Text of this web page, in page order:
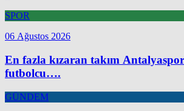
SPOR
06 Ağustos 2026
En fazla kızaran takım
futbolcu….
GÜNDEM